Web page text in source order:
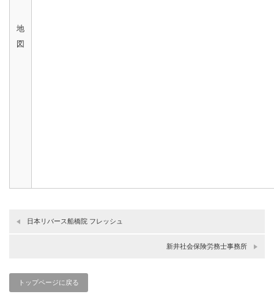
地
図
日本リバース船橋院 フレッシュ
新井社会保険労務士事務所
トップページに戻る